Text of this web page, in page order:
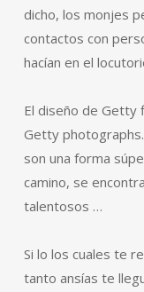
dicho, los monjes
contactos con
hacían en el
El diseño de Getty
Getty
son una forma
camino, se
talentosos …
Si lo los cuales te
tanto ansías te